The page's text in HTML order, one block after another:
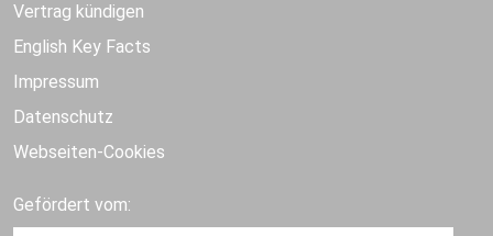
Vertrag kündigen
English Key Facts
Impressum
Datenschutz
Webseiten-Cookies
Gefördert vom: